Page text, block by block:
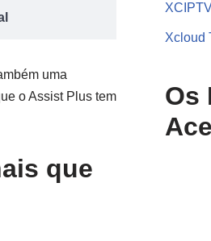
uma
o Assist Plus tem
que
Xcloud
Os